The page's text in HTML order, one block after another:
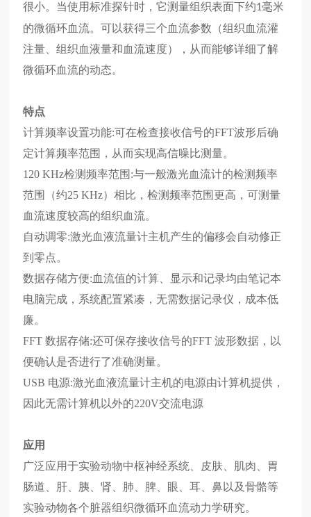
很小。当使用标准探针时，它测量组织表面下约1毫米
的微循环血流。可以获得三个血流参数（组织血流灌
注量、组织血液量和血流速度），从而能够详细了解
微循环血流的动态。
特点
计算频率设置功能:可在检查接收信号的FFT波形后确
定计算频率范围，从而实现高信噪比测量。
120 KHz检测频率范围:与一般激光血流计的检测频率
范围（约25 KHz）相比，检测频率范围更高，可测量
血流速度较高的组织血流。
自动调零:激光血液流量计主机产生的偏移会自动修正
到零点。
数据存储方便:血流值的计算、显示和记录均由笔记本
电脑完成，系统配置紧凑，无需数据记录仪，成本低
廉。
FFT 数据存储:还可保存接收信号的FFT 波形数据，以
便确认是否进行了准确测量。
USB 电源:激光血液流量计主机的电源由计算机提供，
因此无需计算机以外的220V交流电源
应用
广泛应用于实验动物中枢神经系统、皮肤、肌肉、胃
肠道、肝、胰、肾、肺、脾、眼、耳、鼻以及骨骼等
实验动物各个脏器组织微循环血流动力学研究。